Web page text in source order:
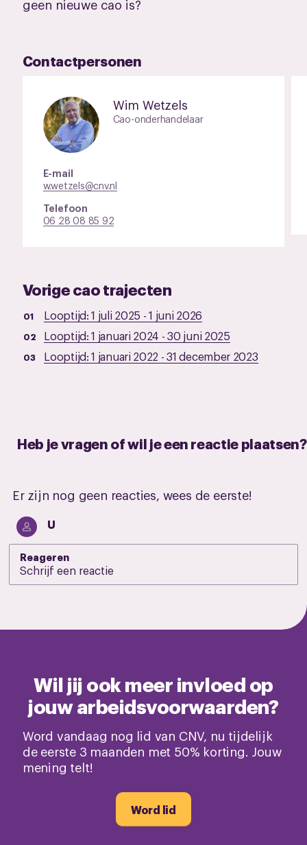
geen nieuwe cao is?
Contactpersonen
Wim Wetzels
Cao-onderhandelaar
E-mail
w.wetzels@cnv.nl
Telefoon
06 28 08 85 92
Vorige cao trajecten
Looptijd:1 juli 2025 -1 juni 2026
Looptijd:1 januari 2024 -30 juni 2025
Looptijd:1 januari 2022 -31 december 2023
Heb je vragen of wil je een reactie plaatsen?
Er zijn nog geen reacties, wees de eerste!
U
Reageren
Wil jij ook meer invloed op
jouw arbeidsvoorwaarden?
Word vandaag nog lid van CNV, nu tijdelijk
de eerste 3 maanden met 50% korting. Jouw
mening telt!
Word lid